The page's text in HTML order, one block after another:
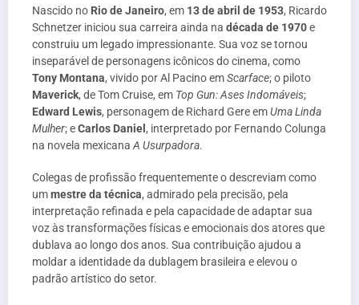
Nascido no Rio de Janeiro, em 13 de abril de 1953, Ricardo
Schnetzer iniciou sua carreira ainda na década de 1970e
construiu um legado impressionante. Sua voz se tornou
inseparável de personagens icônicos do cinema, como
Tony Montana, vivido por Al Pacino emScarface; o piloto
Maverick, de Tom Cruise, em Top Gun: Ases Indomáveis;
Edward Lewis, personagem de Richard Gere emUma Linda
Mulher; eCarlos Daniel , interpretado por Fernando Colunga
na novela mexicana A Usurpadora.
Colegas de profissão frequentemente o descreviam como
ummestre da técnica, admirado pela precisão, pela
interpretação refinada e pela capacidade de adaptar sua
voz às transformações físicas e emocionais dos atores que
dublava ao longo dos anos. Sua contribuição ajudou a
moldar a identidade da dublagem brasileira e elevou o
padrão artístico do setor.